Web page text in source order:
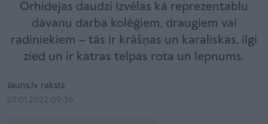
Orhidejas daudzi izvēlas kā reprezentablu
dāvanu darba kolēģiem, draugiem vai
radiniekiem – tās ir krāšņas un karaliskas, ilgi
zied un ir katras telpas rota un lepnums.
Jauns.lv raksts
07.01.2022 09:36